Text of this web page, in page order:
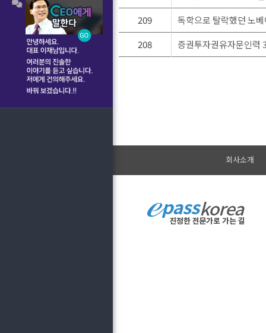
209
독학으로 탈락했던 노
208
증권투자권유자문인력
회사소개